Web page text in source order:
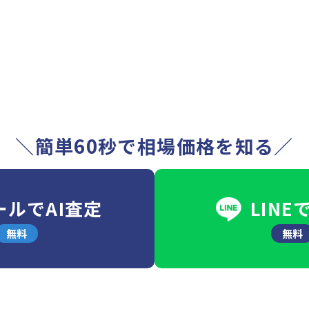
＼簡単60秒で相場価格を知る／
ルでAI査定
無料
LINE
無料